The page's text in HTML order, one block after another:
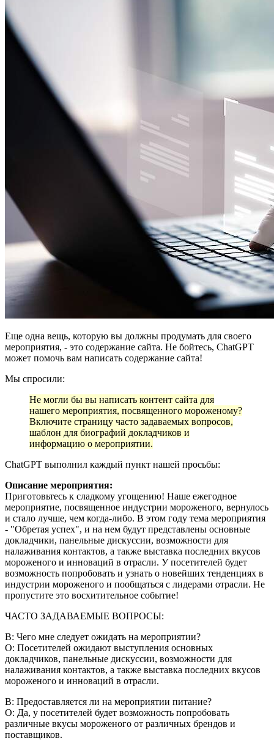
Еще одна вещь, которую вы должны продумать для своего
мероприятия, - это содержание сайта. Не бойтесь, ChatGPT
может помочь вам написать содержание сайта!
Мы спросили:
Не могли бы вы написать контент сайта для
нашего мероприятия, посвященного мороженому?
Включите страницу часто задаваемых вопросов,
шаблон для биографий докладчиков и
информацию о мероприятии.
ChatGPT выполнил каждый пункт нашей просьбы:
Описание мероприятия:
Приготовьтесь к сладкому угощению! Наше ежегодное
мероприятие, посвященное индустрии мороженого, вернулось
и стало лучше, чем когда-либо. В этом году тема мероприятия
- "Обретая успех", и на нем будут представлены основные
докладчики, панельные дискуссии, возможности для
налаживания контактов, а также выставка последних вкусов
мороженого и инноваций в отрасли. У посетителей будет
возможность попробовать и узнать о новейших тенденциях в
индустрии мороженого и пообщаться с лидерами отрасли. Не
пропустите это восхитительное событие!
ЧАСТО ЗАДАВАЕМЫЕ ВОПРОСЫ:
В: Чего мне следует ожидать на мероприятии?
О: Посетителей ожидают выступления основных
докладчиков, панельные дискуссии, возможности для
налаживания контактов, а также выставка последних вкусов
мороженого и инноваций в отрасли.
В: Предоставляется ли на мероприятии питание?
О: Да, у посетителей будет возможность попробовать
различные вкусы мороженого от различных брендов и
поставщиков.